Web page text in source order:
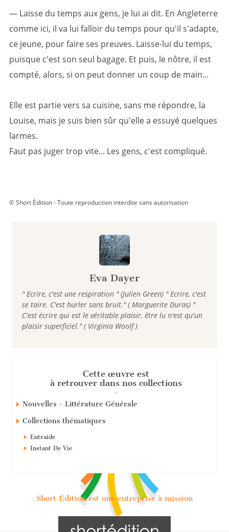
Eva Dayer
" Ecrire, c'est une respiration " (Julien Green) " Ecrire, c'est
se taire. C'est hurler sans bruit." ( Marguerite Duras) "
C'est écrire qui est le véritable plaisir, être lu n'est qu'un
plaisir superficiel." ( Virginia Woolf )
Cette œuvre est
à retrouver dans nos collections
Nouvelles - Littérature Générale
Collections thématiques
Entraide
Instant De Vie
— Laisse du temps aux gens, je lui ai dit. En Angleterre
comme ici, il va lui falloir du temps pour qu'il s'adapte,
ce jeune, pour faire ses preuves. Laisse-lui du temps,
puisque c'est son seul bagage. Et puis, le nôtre, il est
compté, alors, si on peut donner un coup de main...
Elle est partie vers sa cuisine, sans me répondre, la
Louise, mais je suis bien sûr qu'elle a essuyé quelques
larmes.
Faut pas juger trop vite... Les gens, c'est compliqué.
© Short Édition - Toute reproduction interdite sans autorisation
Short Édition est une entreprise à mission